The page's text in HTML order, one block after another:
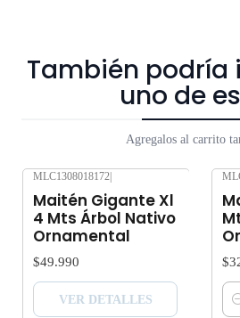
También podría
uno de
Agregalos al carrito
MLC1308018172
Maitén Gigante Xl
4 Mts Árbol Nativo
Ornamental
$49.990
VER DETALLES